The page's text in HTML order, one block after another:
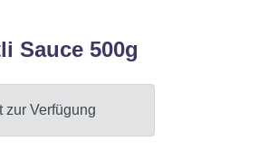
Sauce 500g
zur Verfügung